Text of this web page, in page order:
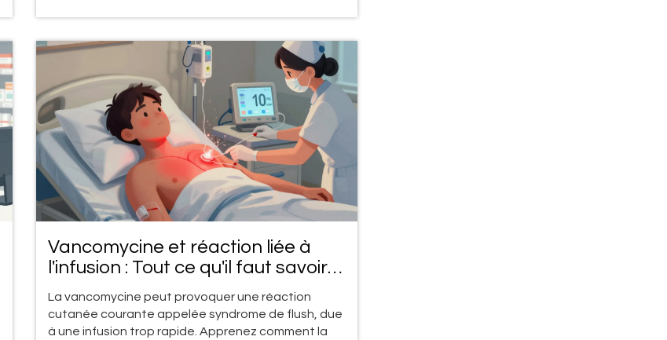
Vancomycine et réaction liée à
l'infusion : Tout ce qu'il faut savoir
sur le syndrome de flush
La vancomycine peut provoquer une réaction
cutanée courante appelée syndrome de flush, due
à une infusion trop rapide. Apprenez comment la